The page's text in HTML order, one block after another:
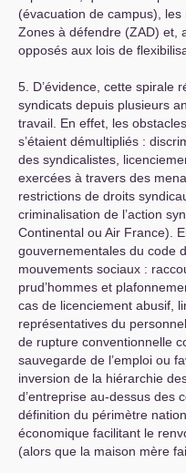
(évacuation de campus),
Zones à défendre (ZAD) et,
opposés aux lois de
5. D’évidence, cette spirale
syndicats depuis plusieurs
travail. En effet, les
s’étaient démultipliés :
des syndicalistes,
exercées à travers des
restrictions de droits
criminalisation de l’action
Continental ou Air France).
gouvernementales du code
mouvements sociaux :
prud’hommes et
cas de licenciement abusif,
représentatives du
de rupture conventionnelle
sauvegarde de l’emploi ou
inversion de la hiérarchie
d’entreprise au-dessus des
définition du périmètre
économique facilitant le
(alors que la maison mère